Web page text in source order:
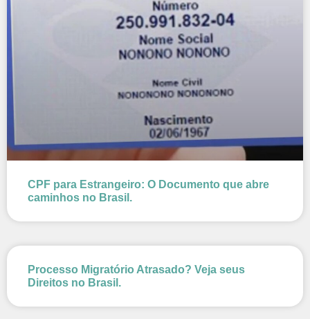
CPF para Estrangeiro: O Documento que abre
caminhos no Brasil.
Processo Migratório Atrasado? Veja seus
Direitos no Brasil.